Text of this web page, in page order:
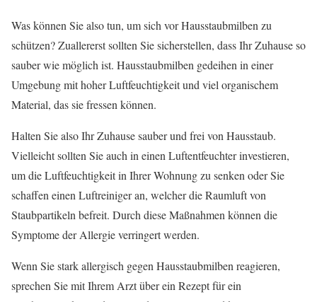
Was können Sie also tun, um sich vor Hausstaubmilben zu
schützen? Zuallererst sollten Sie sicherstellen, dass Ihr Zuhause so
sauber wie möglich ist. Hausstaubmilben gedeihen in einer
Umgebung mit hoher Luftfeuchtigkeit und viel organischem
Material, das sie fressen können.
Halten Sie also Ihr Zuhause sauber und frei von Hausstaub.
Vielleicht sollten Sie auch in einen Luftentfeuchter investieren,
um die Luftfeuchtigkeit in Ihrer Wohnung zu senken oder Sie
schaffen einen Luftreiniger an, welcher die Raumluft von
Staubpartikeln befreit. Durch diese Maßnahmen können die
Symptome der Allergie verringert werden.
Wenn Sie stark allergisch gegen Hausstaubmilben reagieren,
sprechen Sie mit Ihrem Arzt über ein Rezept für ein